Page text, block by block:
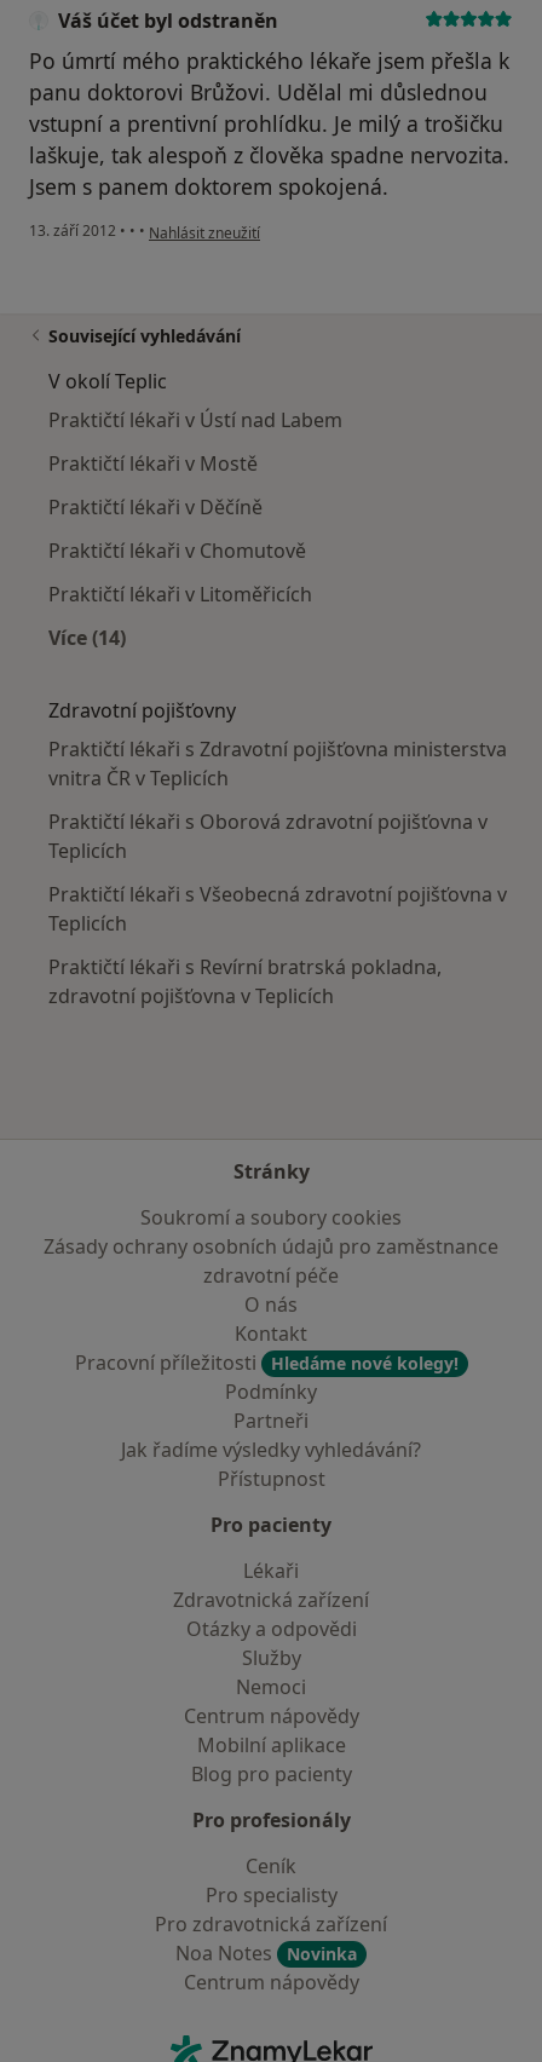
Váš účet byl odstraněn
Po úmrtí mého praktického lékaře jsem přešla k
panu doktorovi Brůžovi. Udělal mi důslednou
vstupní a prentivní prohlídku. Je milý a trošičku
laškuje, tak alespoň z člověka spadne nervozita.
Jsem s panem doktorem spokojená.
13. září 2012 • • • podle názoru uživatele Váš účet byl odstraněn
Nahlásit zneužití
Související vyhledávání
V okolí Teplic
Praktičtí lékaři v Ústí nad Labem
Praktičtí lékaři v Mostě
Praktičtí lékaři v Děčíně
Praktičtí lékaři v Chomutově
Praktičtí lékaři v Litoměřicích
Více (14)
Zdravotní pojišťovny
Praktičtí lékaři s Zdravotní pojišťovna ministerstva
vnitra ČR v Teplicích
Praktičtí lékaři s Oborová zdravotní pojišťovna v
Teplicích
Praktičtí lékaři s Všeobecná zdravotní pojišťovna v
Teplicích
Praktičtí lékaři s Revírní bratrská pokladna,
zdravotní pojišťovna v Teplicích
Stránky
Soukromí a soubory cookies
Zásady ochrany osobních údajů pro zaměstnance
zdravotní péče
O nás
Kontakt
Pracovní příležitosti
Hledáme nové kolegy!
Podmínky
Partneři
Jak řadíme výsledky vyhledávání?
Přístupnost
Pro pacienty
Lékaři
Zdravotnická zařízení
Otázky a odpovědi
Služby
Nemoci
Centrum nápovědy
Mobilní aplikace
Blog pro pacienty
Pro profesionály
Ceník
Pro specialisty
Pro zdravotnická zařízení
Noa Notes
Novinka
Centrum nápovědy
ZnamyLekar - Hlavní stránka